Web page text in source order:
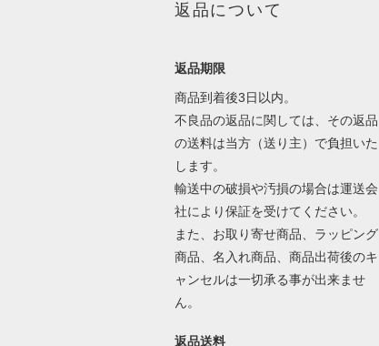
返品について
返品期限
商品到着後3日以内。
不良品の返品に関しては、その返品
の送料は当方（送り主）で負担いた
します。
輸送中の破損や汚損の場合は運送会
社により保証を受けてください。
また、お取り寄せ商品、ラッピング
商品、名入れ商品、商品出荷後のキ
ャンセルは一切承る事が出来ませ
ん。
返品送料